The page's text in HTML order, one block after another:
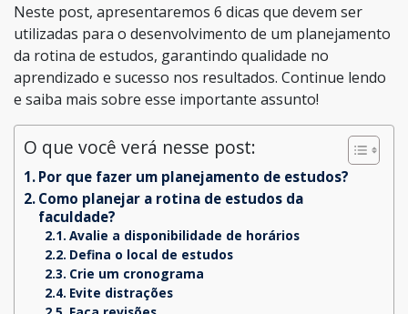
Neste post, apresentaremos 6 dicas que devem ser
utilizadas para o desenvolvimento de um planejamento
da rotina de estudos, garantindo qualidade no
aprendizado e sucesso nos resultados. Continue lendo
e saiba mais sobre esse importante assunto!
O que você verá nesse post:
Por que fazer um planejamento de estudos?
Como planejar a rotina de estudos da
faculdade?
Avalie a disponibilidade de horários
Defina o local de estudos
Crie um cronograma
Evite distrações